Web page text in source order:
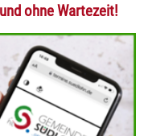
ohne Wartezeit!